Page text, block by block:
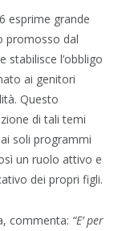
esprime grande
promosso dal
stabilisce l’obbligo
ai genitori
Questo
di tali temi
soli programmi
un ruolo attivo e
dei propri figli.
commenta: “E’ per